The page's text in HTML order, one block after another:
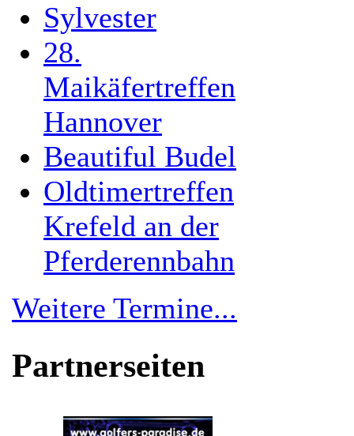
Sylvester
28.
Maikäfertreffen
Hannover
Beautiful Budel
Oldtimertreffen
Krefeld an der
Pferderennbahn
Weitere Termine...
Partnerseiten